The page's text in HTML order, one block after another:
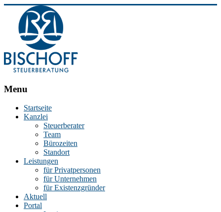
BISCHOFF
Stephan
Steuerberater
Essen
Menu
Startseite
Kanzlei
Steuerberater
Team
Bürozeiten
Standort
Leistungen
für Privatpersonen
für Unternehmen
für Existenzgründer
Aktuell
Portal